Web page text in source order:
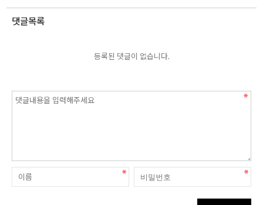
댓글목록
등록된 댓글이 없습니다.